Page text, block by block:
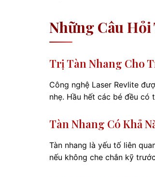
Những Câu Hỏi
Trị Tàn Nhang Cho
Công nghệ Laser Revlite
nhẹ. Hầu hết các bé đều có
Tàn Nhang Có Khả
Tàn nhang là yếu tố liên
nếu không che chắn kỹ